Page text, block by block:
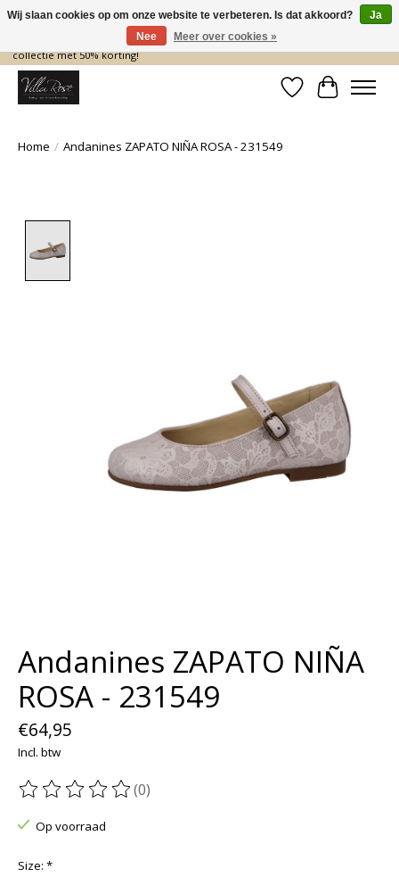
De nieuwe collectie komt eraan… en wij maken ruimte! Shop nu de zomer
collectie met 50% korting!
Verlanglijst
Home / Andanines ZAPATO NIÑA ROSA - 231549
Andanines ZAPATO NIÑA
ROSA - 231549
€64,95
Incl. btw
De beoordeling van dit product is
(0)
Op voorraad
Size: *
Wij slaan cookies op om onze website te verbeteren. Is dat akkoord?
Ja
Nee
Meer over cookies »